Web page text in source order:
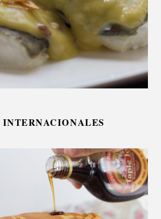
INTERNACIONALES